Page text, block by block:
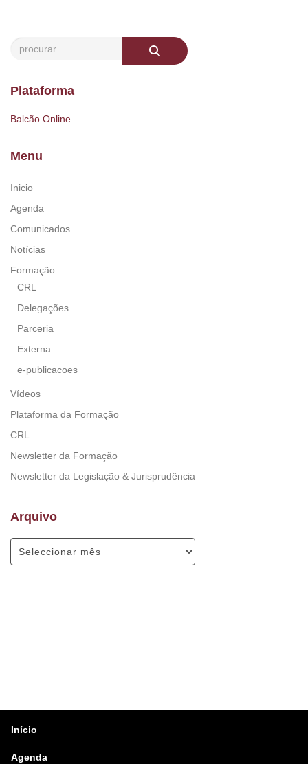
Plataforma
Balcão Online
Menu
Inicio
Agenda
Comunicados
Notícias
Formação
CRL
Delegações
Parceria
Externa
e-publicacoes
Vídeos
Plataforma da Formação
CRL
Newsletter da Formação
Newsletter da Legislação & Jurisprudência
Arquivo
Início
Agenda